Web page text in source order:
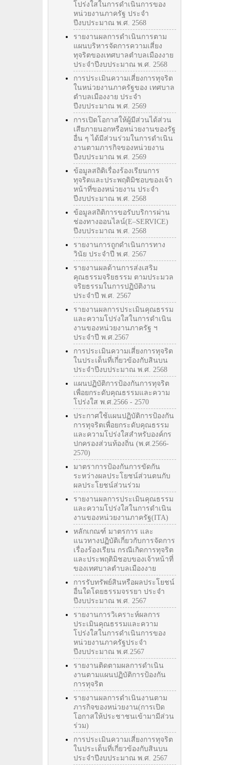
โปร่งใสในการดำเนินการของ
หน่วยงานภาครัฐ ประจำ
ปีงบประมาณ พ.ศ. 2568
รายงานผลการดำเนินการตาม
แผนบริหารจัดการความเสี่ยง
ทุจริตของเทศบาลตำบลเมืองงาย
ประจำปีงบประมาณ พ.ศ. 2568
การประเมินความเสี่ยงการทุจริต
ในหน่วยงานภาครัฐของ เทศบาล
ตำบลเมืองงาย ประจำ
ปีงบประมาณ พ.ศ. 2569
การเปิดโอกาสให้ผู้มีส่วนได้ส่วน
เสียภายนอกหรือหน่วยงานของรัฐ
อื่น ๆ ได้มีส่วนร่วมในการดำเนิน
งานตามภารกิจของหน่วยงาน
ปีงบประมาณ พ.ศ. 2569
ข้อมูลสถิติเรื่องร้องเรียนการ
ทุจริตและประพฤติมิชอบของเจ้า
หน้าที่ของหน่วยงาน ประจำ
ปีงบประมาณ พ.ศ. 2568
ข้อมูลสถิติการขอรับบริการผ่าน
ช่องทางออนไลน์(E–SERVICE)
ปีงบประมาณ พ.ศ. 2568
รายงานการถูกดำเนินการทาง
วินัย ประจำปี พ.ศ. 2567
รายงานผลด้านการส่งเสริม
คุณธรรมจริยธรรม ตามประมวล
จริยธรรมในการปฏิบัติงาน
ประจำปี พ.ศ. 2567
รายงานผลการประเมินคุณธรรม
และความโปร่งใสในการดำเนิน
งานของหน่วยงานภาครัฐ ฯ
ประจำปี พ.ศ.2567
การประเมินความเสี่ยงการทุจริต
ในประเด็นที่เกี่ยวข้องกับสินบน
ประจำปีงบประมาณ พ.ศ. 2568
แผนปฏิบัติการป้องกันการทุจริต
เพื่อยกระดับคุณธรรมและความ
โปร่งใส พ.ศ.2566 - 2570
ประกาศใช้แผนปฏิบัติการป้องกัน
การทุจริตเพื่อยกระดับคุณธรรม
และความโปร่งใสสำหรับองค์กร
ปกครองส่วนท้องถิ่น (พ.ศ.2566-
2570)
มาตราการป้องกันการขัดกัน
ระหว่างผลประโยชน์ส่วนตนกับ
ผลประโยชน์ส่วนร่วม
รายงานผลการประเมินคุณธรรม
และความโปร่งใสในการดำเนิน
งานของหน่วยงานภาครัฐ(ITA)
หลักเกณฑ์ มาตรการ และ
แนวทางปฏิบัติเกี่ยวกับการจัดการ
เรื่องร้องเรียน กรณีเกิดการทุจริต
และประพฤติมิชอบของเจ้าหน้าที่
ของเทศบาลตำบลเมืองงาย
การรับทรัพย์สินหรือผลประโยชน์
อื่นใดโดยธรรมจรรยา ประจำ
ปีงบประมาณ พ.ศ. 2567
รายงานการวิเคราะห์ผลการ
ประเมินคุณธรรมและความ
โปร่งใสในการดำเนินการของ
หน่วยงานภาครัฐประจำ
ปีงบประมาณ พ.ศ.2567
รายงานติดตามผลการดำเนิน
งานตามแผนปฏิบัติการป้องกัน
การทุจริต
รายงานผลการดำเนินงานตาม
ภารกิจของหน่วยงาน(การเปิด
โอกาสให้ประชาชนเข้ามามีส่วน
ร่วม)
การประเมินความเสี่ยงการทุจริต
ในประเด็นที่เกี่ยวข้องกับสินบน
ประจำปีงบประมาณ พ.ศ. 2567